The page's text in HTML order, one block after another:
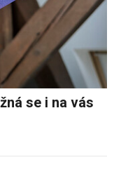
se i na vás